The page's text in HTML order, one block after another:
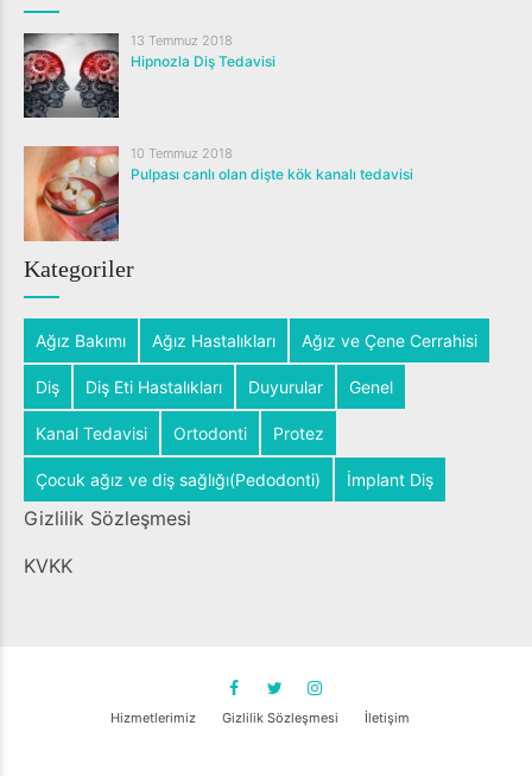
13 Temmuz 2018
Hipnozla Diş Tedavisi
10 Temmuz 2018
Pulpası canlı olan dişte kök kanalı tedavisi
Kategoriler
Ağız Bakımı Ağız Hastalıkları Ağız ve Çene Cerrahisi
Diş Diş Eti Hastalıkları Duyurular Genel
Kanal Tedavisi Ortodonti Protez
Çocuk ağız ve diş sağlığı(Pedodonti) İmplant Diş
Gizlilik Sözleşmesi
KVKK
Hizmetlerimiz Gizlilik Sözleşmesi İletişim